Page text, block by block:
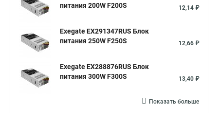
питания 200W F200S
12,14 ₽
Exegate EX291347RUS Блок
питания 250W F250S
12,66 ₽
Exegate EX288876RUS Блок
питания 300W F300S
13,40 ₽
Показать больше